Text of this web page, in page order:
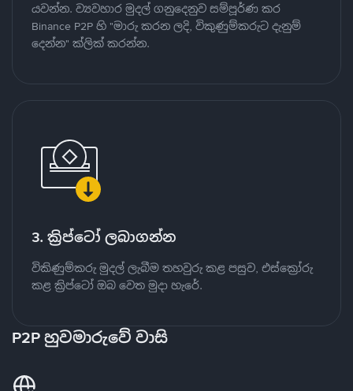
යවන්න. ව්‍යවහාර මුදල් ගනුදෙනුව සම්පූර්ණ කර
Binance P2P හි "මාරු කරන ලදි, විකුණුම්කරුට දැනුම්
දෙන්න" ක්ලික් කරන්න.
3. ක්‍රිප්ටෝ ලබාගන්න
විකිණුම්කරු මුදල් ලැබීම තහවුරු කළ පසුව, එස්ක්‍රෝරු
කළ ක්‍රිප්ටෝ ඔබ වෙත මුදා හැරේ.
P2P හුවමාරුවේ වාසි